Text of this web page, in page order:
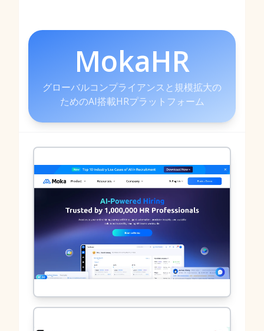
MokaHR
グローバルコンプライアンスと規模拡大の
ためのAI搭載HRプラットフォーム